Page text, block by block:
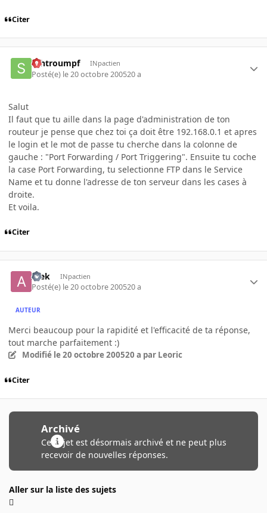
Citer
schtroumpf INpactien
Posté(e) le 20 octobre 200520 a
Salut
Il faut que tu aille dans la page d'administration de ton
routeur je pense que chez toi ça doit être 192.168.0.1 et apres
le login et le mot de passe tu cherche dans la colonne de
gauche : "Port Forwarding / Port Triggering". Ensuite tu coche
la case Port Forwarding, tu selectionne FTP dans le Service
Name et tu donne l'adresse de ton serveur dans les cases à
droite.
Et voila.
Citer
Alek INpactien
Posté(e) le 20 octobre 200520 a
AUTEUR
Merci beaucoup pour la rapidité et l'efficacité de ta réponse,
tout marche parfaitement :)
Modifié le 20 octobre 200520 a par Leoric
Citer
Archivé
Ce sujet est désormais archivé et ne peut plus
recevoir de nouvelles réponses.
Aller sur la liste des sujets